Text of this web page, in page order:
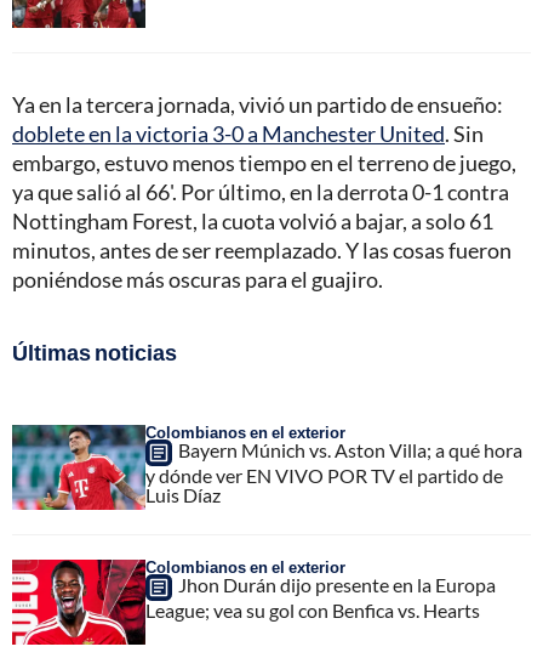
Ya en la tercera jornada, vivió un partido de ensueño:
doblete en la victoria 3-0 a Manchester United. Sin
embargo, estuvo menos tiempo en el terreno de juego,
ya que salió al 66'. Por último, en la derrota 0-1 contra
Nottingham Forest, la cuota volvió a bajar, a solo 61
minutos, antes de ser reemplazado. Y las cosas fueron
poniéndose más oscuras para el guajiro.
Últimas noticias
Colombianos en el exterior
Bayern Múnich vs. Aston Villa; a qué hora
y dónde ver EN VIVO POR TV el partido de
Luis Díaz
Colombianos en el exterior
Jhon Durán dijo presente en la Europa
League; vea su gol con Benfica vs. Hearts